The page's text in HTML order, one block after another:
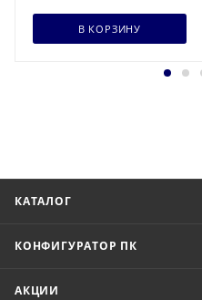
В КОРЗИНУ
КАТАЛОГ
КОНФИГУРАТОР ПК
АКЦИИ